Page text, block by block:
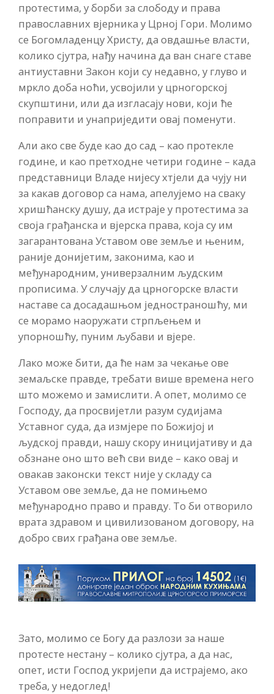
протестима, у борби за слободу и права
православних вјерника у Црној Гори. Молимо
се Богомладенцу Христу, да овдашње власти,
колико сјутра, нађу начина да ван снаге ставе
антиуставни Закон који су недавно, у глуво и
мркло доба ноћи, усвојили у црногорској
скупштини, или да изгласају нови, који ће
поправити и унаприједити овај поменути.
Али ако све буде као до сад – као протекле
године, и као претходне четири године – када
представници Владе нијесу хтјели да чују ни
за какав договор са нама, апелујемо на сваку
хришћанску душу, да истраје у протестима за
своја грађанска и вјерска права, која су им
загарантована Уставом ове земље и њеним,
раније донијетим, законима, као и
међународним, универзалним људским
прописима. У случају да црногорске власти
наставе са досадашњом једностраношћу, ми
се морамо наоружати стрпљењем и
упорношћу, пуним љубави и вјере.
Лако може бити, да ће нам за чекање ове
земаљске правде, требати више времена него
што можемо и замислити. А опет, молимо се
Господу, да просвијетли разум судијама
Уставног суда, да измјере по Божијој и
људској правди, нашу скору иницијативу и да
обзнане оно што већ сви виде – како овај и
овакав законски текст није у складу са
Уставом ове земље, да не помињемо
међународно право и правду. То би отворило
врата здравом и цивилизованом договору, на
добро свих грађана ове земље.
Зато, молимо се Богу да разлози за наше
протесте нестану – колико сјутра, а да нас,
опет, исти Господ укријепи да истрајемо, ако
треба, у недоглед!